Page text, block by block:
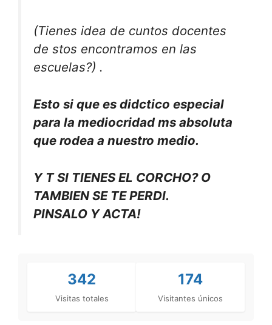
(Tienes idea de cuntos docentes
de stos encontramos en las
escuelas?) .
Esto si que es didctico especial
para la mediocridad ms absoluta
que rodea a nuestro medio.
Y T SI TIENES EL CORCHO? O
TAMBIEN SE TE PERDI.
PINSALO Y ACTA!
342
Visitas totales
174
Visitantes únicos